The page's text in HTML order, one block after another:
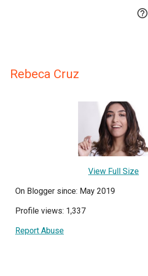

Rebeca Cruz
View Full Size
On Blogger since: May 2019
Profile views: 1,337
Report Abuse